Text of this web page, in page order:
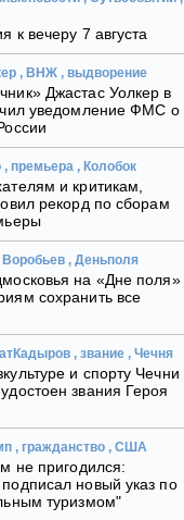
к вечеру 7 августа
, ВНЖ , выдворение
Джастас Уолкер в
уведомление ФМС о
, премьера , Колобок
и критикам,
рекорд по сборам
Воробьев , Деньполя
на «Дне поля»
сохранить все
, звание , Чечня
и спорту Чечни
звания Героя
, гражданство , США
не пригодился:
новый указ по
туризмом"